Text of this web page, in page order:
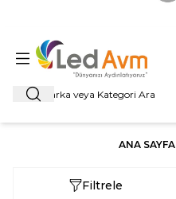
Ara
ANA SAYFA
Filtrele